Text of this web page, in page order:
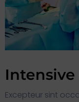
Intensive
Excepteur sint